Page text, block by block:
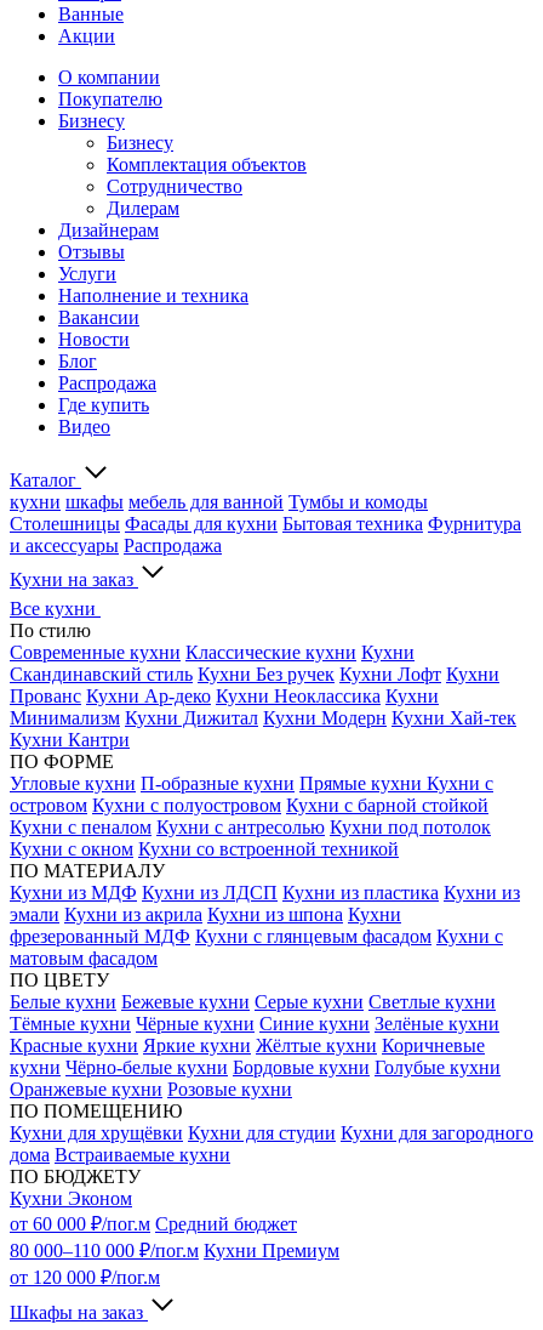
Ванные
Акции
О компании
Покупателю
Бизнесу
Бизнесу
Комплектация объектов
Сотрудничество
Дилерам
Дизайнерам
Отзывы
Услуги
Наполнение и техника
Вакансии
Новости
Блог
Распродажа
Где купить
Видео
Каталог
кухни шкафы мебель для ванной Тумбы и комоды
Столешницы Фасады для кухни Бытовая техника Фурнитура
и аксессуары Распродажа
Кухни на заказ
Все кухни
По стилю
Современные кухни Классические кухни Кухни
Скандинавский стиль Кухни Без ручек Кухни Лофт Кухни
Прованс Кухни Ар-деко Кухни Неоклассика Кухни
Минимализм Кухни Дижитал Кухни Модерн Кухни Хай-тек
Кухни Кантри
ПО ФОРМЕ
Угловые кухни П-образные кухни Прямые кухни Кухни с
островом Кухни с полуостровом Кухни с барной стойкой
Кухни с пеналом Кухни с антресолью Кухни под потолок
Кухни с окном Кухни со встроенной техникой
ПО МАТЕРИАЛУ
Кухни из МДФ Кухни из ЛДСП Кухни из пластика Кухни из
эмали Кухни из акрила Кухни из шпона Кухни
фрезерованный МДФ Кухни с глянцевым фасадом Кухни с
матовым фасадом
ПО ЦВЕТУ
Белые кухни Бежевые кухни Серые кухни Светлые кухни
Тёмные кухни Чёрные кухни Синие кухни Зелёные кухни
Красные кухни Яркие кухни Жёлтые кухни Коричневые
кухни Чёрно-белые кухни Бордовые кухни Голубые кухни
Оранжевые кухни Розовые кухни
ПО ПОМЕЩЕНИЮ
Кухни для хрущёвки Кухни для студии Кухни для загородного
дома Встраиваемые кухни
ПО БЮДЖЕТУ
Кухни Эконом
от 60 000 ₽/пог.м Средний бюджет
80 000–110 000 ₽/пог.м Кухни Премиум
от 120 000 ₽/пог.м
Шкафы на заказ